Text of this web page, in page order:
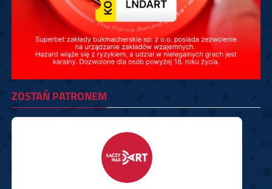
ZOSTAŃ PATRONEM